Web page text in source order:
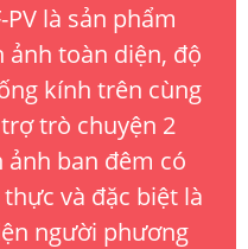
PV là sản phẩm
ảnh toàn diện, độ
kính trên cùng
trò chuyện 2
ảnh ban đêm có
và đặc biệt là
người phương